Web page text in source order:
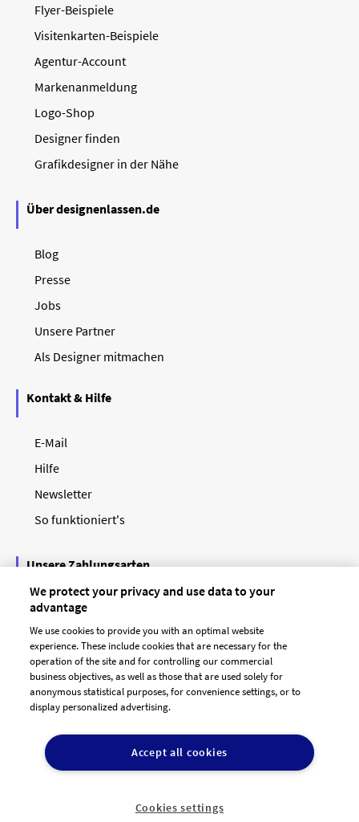
Flyer-Beispiele
Visitenkarten-Beispiele
Agentur-Account
Markenanmeldung
Logo-Shop
Designer finden
Grafikdesigner in der Nähe
Über designenlassen.de
Blog
Presse
Jobs
Unsere Partner
Als Designer mitmachen
Kontakt & Hilfe
E-Mail
Hilfe
Newsletter
So funktioniert's
Unsere Zahlungsarten
AGB Dienstleister
Datenschutz
Impressum
We protect your privacy and use data to your
advantage
We use cookies to provide you with an optimal website
experience. These include cookies that are necessary for the
operation of the site and for controlling our commercial
business objectives, as well as those that are used solely for
anonymous statistical purposes, for convenience settings, or to
display personalized advertising.
Accept all cookies
Cookies settings